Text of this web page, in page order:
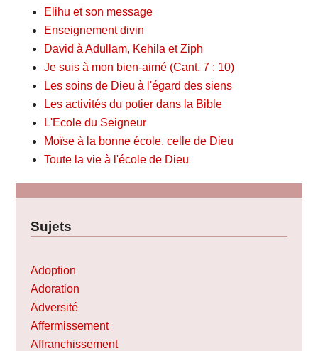
Elihu et son message
Enseignement divin
David à Adullam, Kehila et Ziph
Je suis à mon bien-aimé (Cant. 7 : 10)
Les soins de Dieu à l'égard des siens
Les activités du potier dans la Bible
L'Ecole du Seigneur
Moïse à la bonne école, celle de Dieu
Toute la vie à l'école de Dieu
Sujets
Adoption
Adoration
Adversité
Affermissement
Affranchissement